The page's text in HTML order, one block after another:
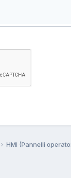
HMI (Pannelli